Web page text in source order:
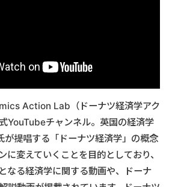
Action Lab（ドーナツ経済学アク
YouTubeチャンネル。英国の経済学
提唱する「ドーナツ経済学」の概念
に変えていくことを目的としており、
なる経済学に関する動画や、ドーナ